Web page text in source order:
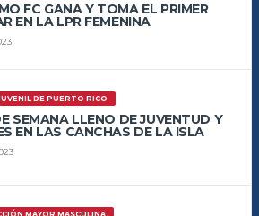
FC GANA Y TOMA EL PRIMER
EN LA LPR FEMENINA
DE PUERTO RICO
SEMANA LLENO DE JUVENTUD Y
EN LAS CANCHAS DE LA ISLA